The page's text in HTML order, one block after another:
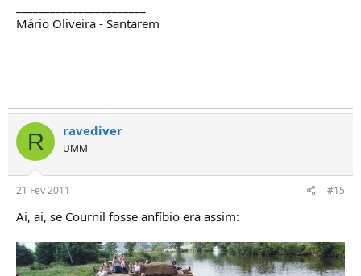
Mário Oliveira - Santarem
R ravediver
UMM
21 Fev 2011 #15
Ai, ai, se Cournil fosse anfíbio era assim: